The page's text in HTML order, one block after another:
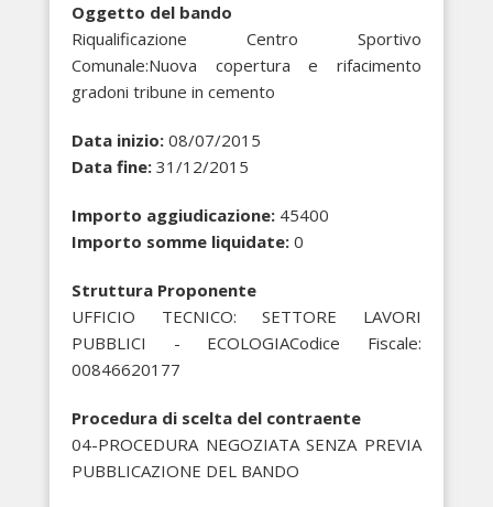
Oggetto del bando
Riqualificazione Centro Sportivo
Comunale:Nuova copertura e rifacimento
gradoni tribune in cemento
Data inizio: 08/07/2015
Data fine: 31/12/2015
Importo aggiudicazione: 45400
Importo somme liquidate: 0
Struttura Proponente
UFFICIO TECNICO: SETTORE LAVORI
PUBBLICI - ECOLOGIACodice Fiscale:
00846620177
Procedura di scelta del contraente
04-PROCEDURA NEGOZIATA SENZA PREVIA
PUBBLICAZIONE DEL BANDO